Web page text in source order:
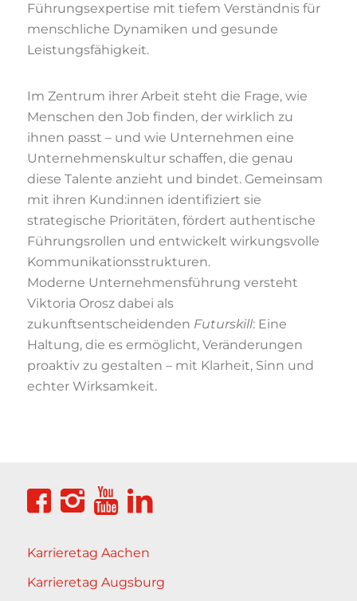
Führungsexpertise mit tiefem Verständnis für
menschliche Dynamiken und gesunde
Leistungsfähigkeit.
Im Zentrum ihrer Arbeit steht die Frage, wie
Menschen den Job finden, der wirklich zu
ihnen passt – und wie Unternehmen eine
Unternehmenskultur schaffen, die genau
diese Talente anzieht und bindet. Gemeinsam
mit ihren Kund:innen identifiziert sie
strategische Prioritäten, fördert authentische
Führungsrollen und entwickelt wirkungsvolle
Kommunikationsstrukturen.
Moderne Unternehmensführung versteht
Viktoria Orosz dabei als
zukunftsentscheidenden Futurskill: Eine
Haltung, die es ermöglicht, Veränderungen
proaktiv zu gestalten – mit Klarheit, Sinn und
echter Wirksamkeit.
Karrieretag Aachen
Karrieretag Augsburg